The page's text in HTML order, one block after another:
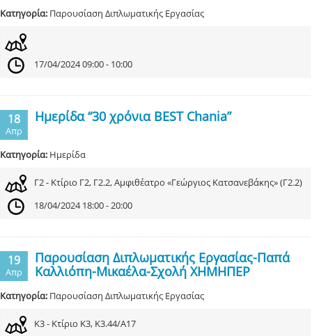
Κατηγορία: Παρουσίαση Διπλωματικής Εργασίας
17/04/2024 09:00 - 10:00
18
Απρ
Ημερίδα “30 χρόνια BEST Chania”
Κατηγορία: Ημερίδα
Γ2 - Κτίριο Γ2, Γ2.2, Αμφιθέατρο «Γεώργιος Κατσανεβάκης» (Γ2.2)
18/04/2024 18:00 - 20:00
19
Απρ
Παρουσίαση Διπλωματικής Εργασίας-Παπά
Καλλιόπη-Μικαέλα-Σχολή ΧΗΜΗΠΕΡ
Κατηγορία: Παρουσίαση Διπλωματικής Εργασίας
Κ3 - Κτίριο Κ3, Κ3.44/Α17